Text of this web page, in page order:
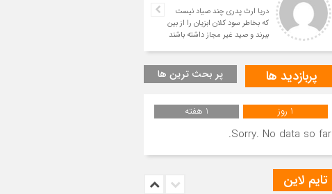
دریا ارث پدری چند صیاد نیست
که بخاطر سود کلان ابزیان را از بین
ببرند و صید غیر مجاز داشته باشند
پربازدید ها پر بحث ترین ها
1 روز 1 هفته
Sorry. No data so far.
تایم لاین